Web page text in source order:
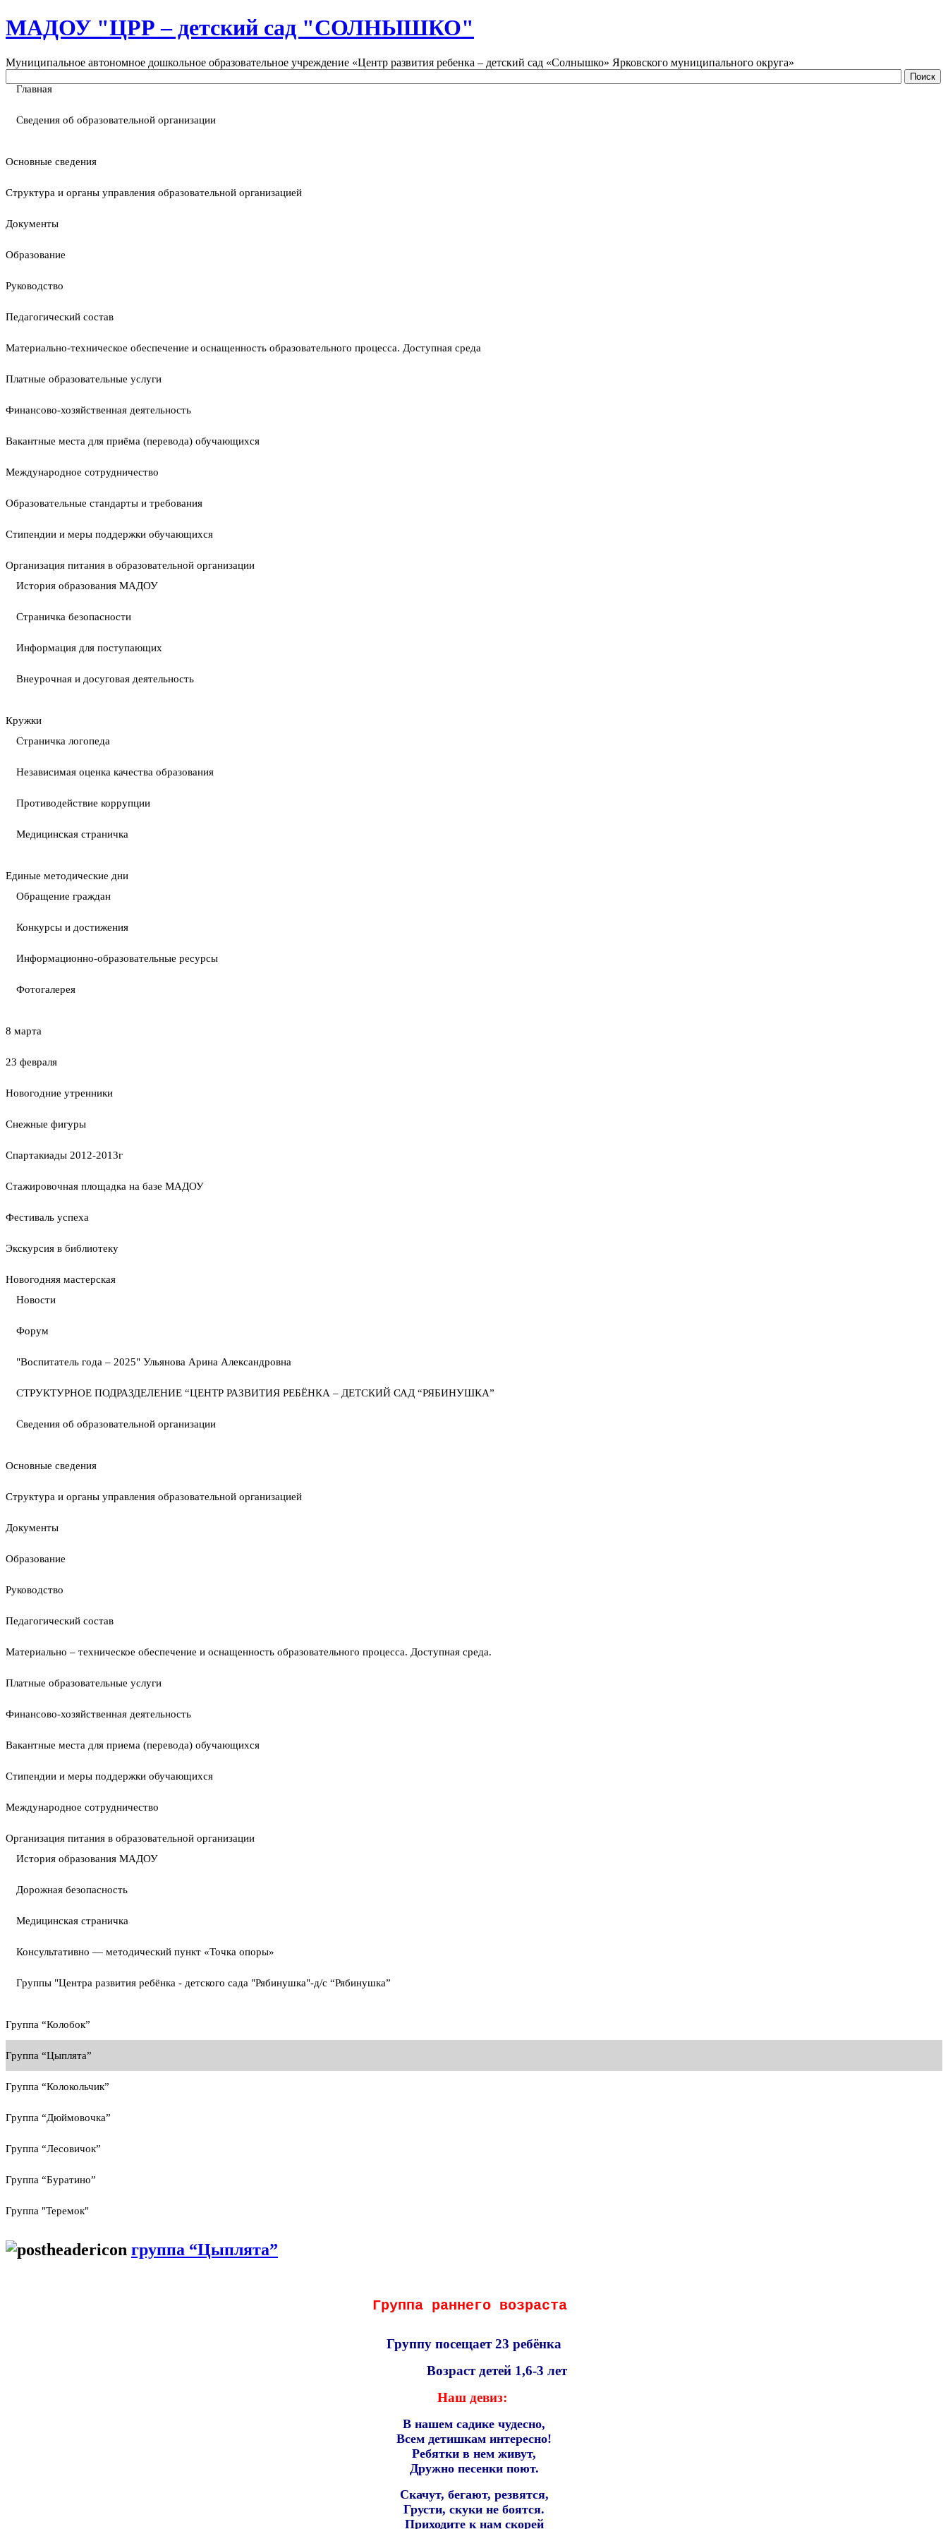
МАДОУ "ЦРР – детский сад "СОЛНЫШКО"
Муниципальное автономное дошкольное образовательное учреждение «Центр развития ребенка – детский сад «Солнышко» Ярковского муниципального округа»
Главная
Сведения об образовательной организации
Основные сведения
Структура и органы управления образовательной организацией
Документы
Образование
Руководство
Педагогический состав
Материально-техническое обеспечение и оснащенность образовательного процесса. Доступная среда
Платные образовательные услуги
Финансово-хозяйственная деятельность
Вакантные места для приёма (перевода) обучающихся
Международное сотрудничество
Образовательные стандарты и требования
Стипендии и меры поддержки обучающихся
Организация питания в образовательной организации
История образования МАДОУ
Страничка безопасности
Информация для поступающих
Внеурочная и досуговая деятельность
Кружки
Страничка логопеда
Независимая оценка качества образования
Противодействие коррупции
Медицинская страничка
Единые методические дни
Обращение граждан
Конкурсы и достижения
Информационно-образовательные ресурсы
Фотогалерея
8 марта
23 февраля
Новогодние утренники
Cнежные фигуры
Спартакиады 2012-2013г
Стажировочная площадка на базе МАДОУ
Фестиваль успеха
Экскурсия в библиотеку
Новогодняя мастерская
Новости
Форум
"Воспитатель года – 2025" Ульянова Арина Александровна
СТРУКТУРНОЕ ПОДРАЗДЕЛЕНИЕ “ЦЕНТР РАЗВИТИЯ РЕБЁНКА – ДЕТСКИЙ САД “РЯБИНУШКА”
Сведения об образовательной организации
Основные сведения
Структура и органы управления образовательной организацией
Документы
Образование
Руководство
Педагогический состав
Материально – техническое обеспечение и оснащенность образовательного процесса. Доступная среда.
Платные образовательные услуги
Финансово-хозяйственная деятельность
Вакантные места для приема (перевода) обучающихся
Стипендии и меры поддержки обучающихся
Международное сотрудничество
Организация питания в образовательной организации
История образования МАДОУ
Дорожная безопасность
Медицинская страничка
Консультативно — методический пункт «Точка опоры»
Группы "Центра развития ребёнка - детского сада "Рябинушка"-д/с “Рябинушка”
Группа “Колобок”
Группа “Цыплята”
Группа “Колокольчик”
Группа “Дюймовочка”
Группа “Лесовичок”
Группа “Буратино”
Группа "Теремок"
группа “Цыплята”
Группа раннего возраста
Группу посещает 23 ребёнка
Возраст детей 1,6-3 лет
Наш девиз:
В нашем садике чудесно,
Всем детишкам интересно!
Ребятки в нем живут,
Дружно песенки поют.
Скачут, бегают, резвятся,
Грусти, скуки не боятся.
Приходите к нам скорей